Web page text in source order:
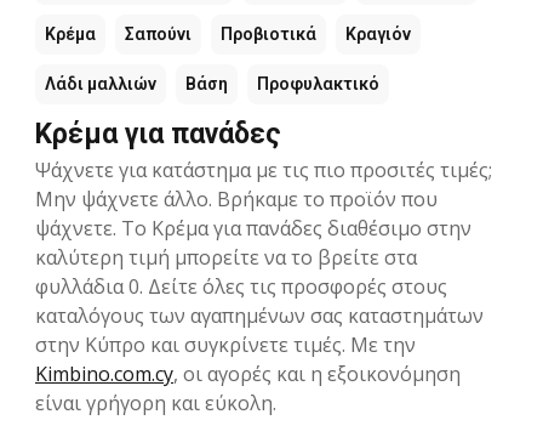
Κρέμα Σαπούνι Προβιοτικά Κραγιόν
Λάδι μαλλιών Βάση Προφυλακτικό
Κρέμα για πανάδες
Ψάχνετε για κατάστημα με τις πιο προσιτές τιμές;
Μην ψάχνετε άλλο. Βρήκαμε το προϊόν που
ψάχνετε. Το Κρέμα για πανάδες διαθέσιμο στην
καλύτερη τιμή μπορείτε να το βρείτε στα
φυλλάδια 0. Δείτε όλες τις προσφορές στους
καταλόγους των αγαπημένων σας καταστημάτων
στην Kύπρο και συγκρίνετε τιμές. Με την
Kimbino.com.cy, οι αγορές και η εξοικονόμηση
είναι γρήγορη και εύκολη.